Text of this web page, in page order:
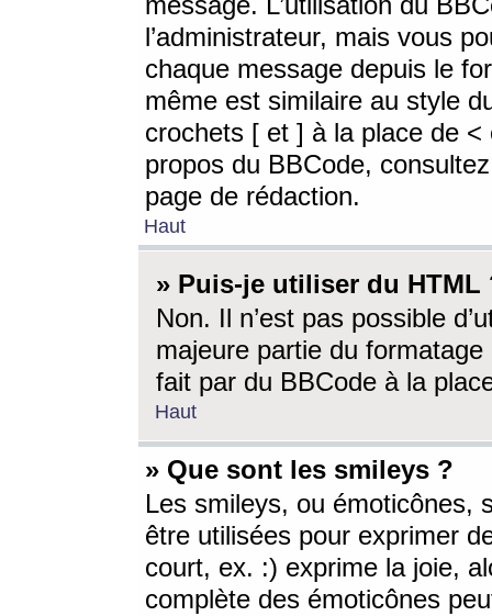
l’administrateur, mais vous
chaque message depuis le
même est similaire au style
crochets [ et ] à la place de <
propos du BBCode,
page de rédaction.
Haut
» Puis-je utiliser du HTML
Non. Il n’est pas possible
majeure partie du
fait par du BBCode à la
Haut
» Que sont les smileys ?
Les smileys, ou émoticônes,
être utilisées pour exprimer
court, ex. :) exprime la joie,
complète des émoticônes